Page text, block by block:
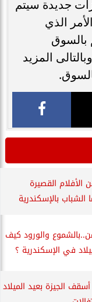
جديدة سيتم
عام 2024 وهو الأمر الذي
بالسوق
المزيد
القصيرة
الشباب بالإسكندرية
والورود كيف
في الإسكندرية ؟
الجيزة بعيد الميلاد